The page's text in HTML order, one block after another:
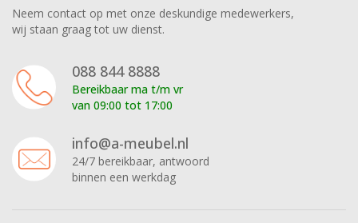
Neem contact op met onze deskundige medewerkers,
wij staan graag tot uw dienst.
088 844 8888
Bereikbaar ma t/m vr
van 09:00 tot 17:00
info@a-meubel.nl
24/7 bereikbaar, antwoord
binnen een werkdag